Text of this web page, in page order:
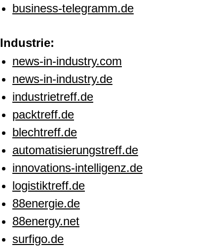
business-telegramm.de
Industrie:
news-in-industry.com
news-in-industry.de
industrietreff.de
packtreff.de
blechtreff.de
automatisierungstreff.de
innovations-intelligenz.de
logistiktreff.de
88energie.de
88energy.net
surfigo.de